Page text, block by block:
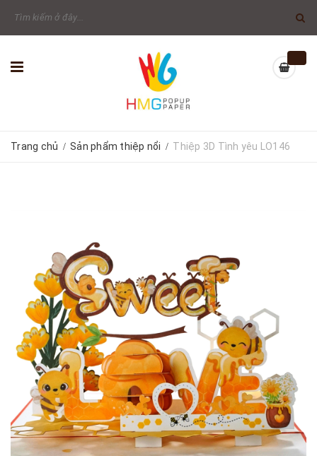
Trang chủ / Sản phẩm thiệp nổi / Thiệp 3D Tình yêu LO146